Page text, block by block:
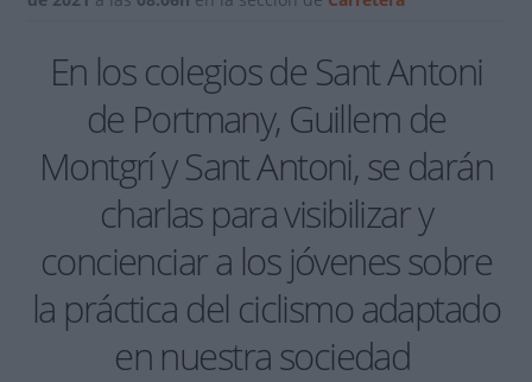
En los colegios de Sant Antoni
de Portmany, Guillem de
Montgrí y Sant Antoni, se darán
charlas para visibilizar y
concienciar a los jóvenes sobre
la práctica del ciclismo adaptado
en nuestra sociedad